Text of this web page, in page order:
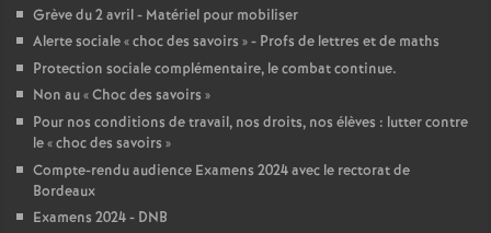
T
o
u
Grève du 2 avril - Matériel pour mobiliser
Alerte sociale «choc des savoirs » - Profs de lettres et de maths
Protection sociale complémentaire, le combat continue.
Non au «Choc des savoirs »
Pour nos conditions de travail, nos droits, nos élèves : lutter contre
le «choc des savoirs »
Compte-rendu audience Examens 2024 avec le rectorat de
Bordeaux
Examens 2024 - DNB